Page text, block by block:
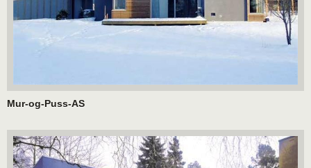
Mur-og-Puss-AS